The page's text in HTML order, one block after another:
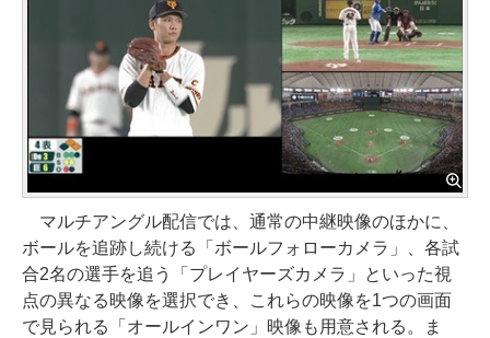
マルチアングル配信では、通常の中継映像のほかに、
ボールを追跡し続ける「ボールフォローカメラ」、各試
合2名の選手を追う「プレイヤーズカメラ」といった視
点の異なる映像を選択でき、これらの映像を1つの画面
で見られる「オールインワン」映像も用意される。ま